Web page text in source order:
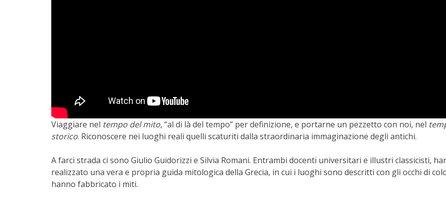
Viaggiare nel tempo del mito, “al di là del tempo” per definizione, e portarne un pezzetto con noi, nel
storico. Riconoscere nei luoghi reali quelli scaturiti dalla straordinaria immaginazione degli antichi.
A farci strada ci sono Giulio Guidorizzi e Silvia Romani. Entrambi docenti universitari e illustri classicisti,
realizzato una vera e propria guida mitologica della Grecia, in cui i luoghi sono descritti con gli occhi di
hanno fabbricato i miti.